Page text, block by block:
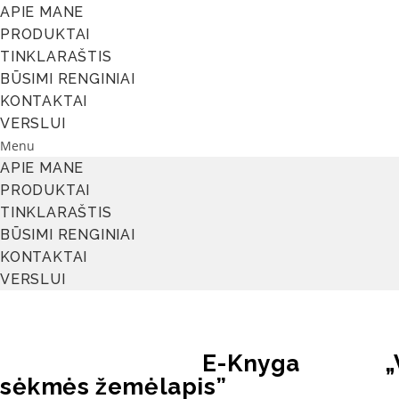
APIE MANE
PRODUKTAI
TINKLARAŠTIS
BŪSIMI RENGINIAI
KONTAKTAI
VERSLUI
Menu
APIE MANE
PRODUKTAI
TINKLARAŠTIS
BŪSIMI RENGINIAI
KONTAKTAI
VERSLUI
E-Knyga
sėkmės žemėlapis”